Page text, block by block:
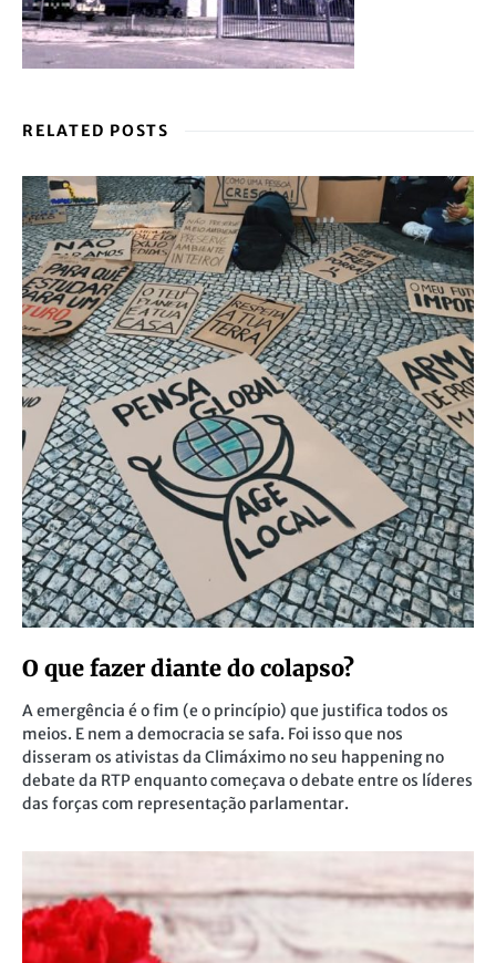
RELATED POSTS
O que fazer diante do colapso?
A emergência é o fim (e o princípio) que justifica todos os
meios. E nem a democracia se safa. Foi isso que nos
disseram os ativistas da Climáximo no seu happening no
debate da RTP enquanto começava o debate entre os líderes
das forças com representação parlamentar.